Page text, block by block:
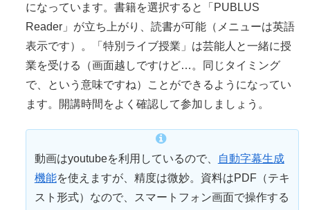
になっています。書籍を選択すると「PUBLUS
Reader」が立ち上がり、読書が可能（メニューは英語
表示です）。「特別ライブ授業」は芸能人と一緒に授
業を受ける（画面越しですけど…。同じタイミング
で、という意味ですね）ことができるようになってい
ます。開講時間をよく確認して参加しましょう。
動画はyoutubeを利用しているので、
自動字幕生成
機能を使えますが、精度は微妙。資料はPDF（テキ
スト形式）なので、スマートフォン画面で操作する